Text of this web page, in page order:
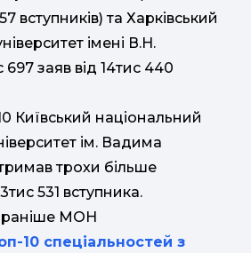
вступників) та Харківський
імені В.Н.
697 заяв від 14тис 440
Київський національний
ім. Вадима
трохи більше
531 вступника.
раніше МОН
10 спеціальностей з